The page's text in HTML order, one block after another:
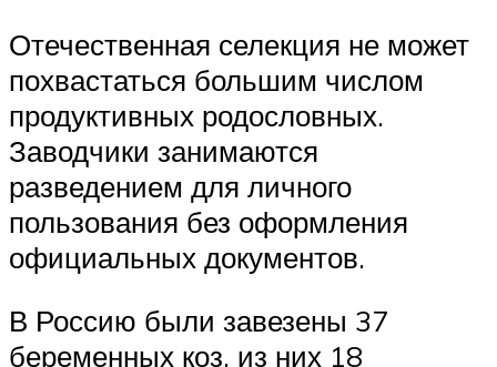
Отечественная селекция не может
похвастаться большим числом
продуктивных родословных.
Заводчики занимаются
разведением для личного
пользования без оформления
официальных документов.
В Россию были завезены 37
беременных коз, из них 18